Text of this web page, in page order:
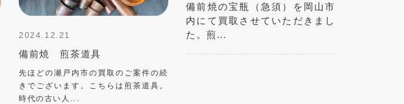
2024.12.21
備前焼 煎茶道具
先ほどの瀬戸内市の買取のご案件の続
きでございます。こちらは煎茶道具。
時代の古い人...
備前焼の宝瓶（急須）を岡山市
内にて買取させていただきまし
た。煎...